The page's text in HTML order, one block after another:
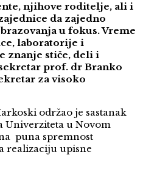
njihove roditelje, ali i
da zajedno
u fokus. Vreme
laboratorije i
znanje stiče, deli i
prof. dr Branko
za visoko
održao je sastanak
Univerziteta u Novom
puna spremnost
realizaciju upisne